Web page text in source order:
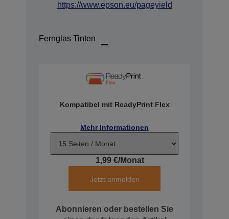
https://www.epson.eu/pageyield
Fernglas Tinten
Kompatibel mit ReadyPrint Flex
Mehr Informationen
1,99 €/Monat
Jetzt anmelden
Abonnieren oder bestellen Sie